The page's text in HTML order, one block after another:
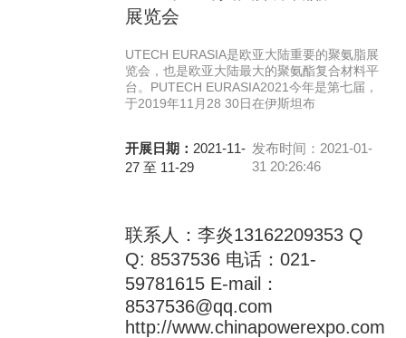
展览会
UTECH EURASIA是欧亚大陆重要的聚氨脂展
览会，也是欧亚大陆最大的聚氨酯复合材料平
台。PUTECH EURASIA2021今年是第七届，
于2019年11月28 30日在伊斯坦布
开展日期： 2021-11-
27 至 11-29
发布时间：2021-01-
31 20:26:46
联系人：李炎13162209353 Q
Q: 8537536 电话：021-
59781615 E-mail：
8537536@qq.com
http://www.chinapowerexpo.com